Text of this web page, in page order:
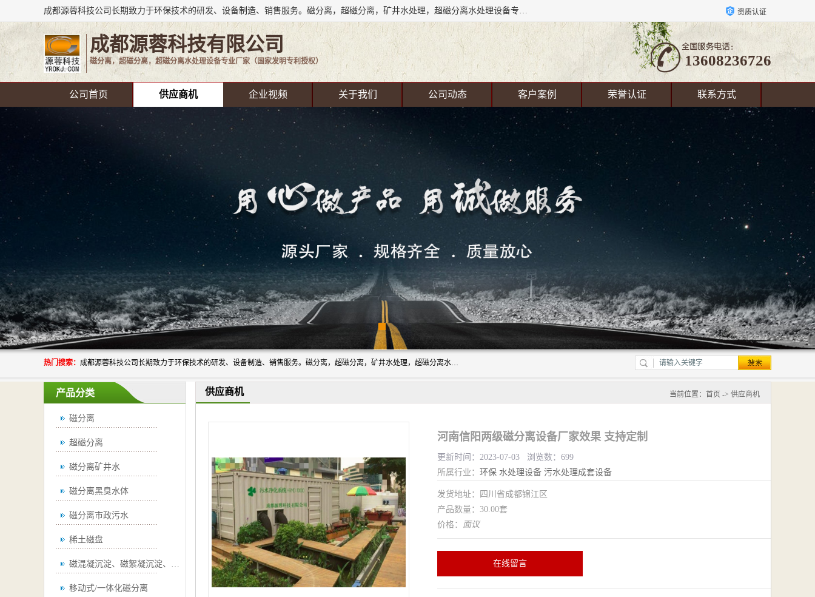
成都源蓉科技公司长期致力于环保技术的研发、设备制造、销售服务。磁分离，超磁分离，矿井水处理，超磁分离水处理设备专业厂家（国家发明专利授权）在水处理领域，公司拥有自己的技术，包括磁分离净化、磁力脱水、精密过滤等，且已获得多项国家发明专利磁分离设备，一级强化设备，磁分离机，磁分离水处理技术服务，超磁分离水处理技术服务。 资质认证
成都源蓉科技有限公司
磁分离，超磁分离，超磁分离水处理设备专业厂家（国家发明专利授权） 13608236726
公司首页 供应商机 企业视频 关于我们 公司动态 客户案例 荣誉认证 联系方式
热门搜索： 成都源蓉科技公司长期致力于环保技术的研发、设备制造、销售服务。磁分离，超磁分离，矿井水处理，超磁分离水处理设备专业厂家（国家发明专利授权）在水处理领域，公司拥有自己的技术，包括磁分离净化、磁力脱水、精密过滤等，且已获得多项国家发明专利磁分离设备，一级强化设备，磁分离机，磁分离水处理技术服务，超磁分离水处理技术服务。
产品分类
磁分离
超磁分离
磁分离矿井水
磁分离黑臭水体
磁分离市政污水
稀土磁盘
磁混凝沉淀、磁絮凝沉淀、磁澄清
移动式/一体化磁分离
供应商机 当前位置： 首页 -> 供应商机
河南信阳两级磁分离设备厂家效果 支持定制
更新时间：2023-07-03 浏览数：699
所属行业： 环保 水处理设备 污水处理成套设备
发货地址：四川省成都锦江区
产品数量：30.00套
价格： 面议
在线留言